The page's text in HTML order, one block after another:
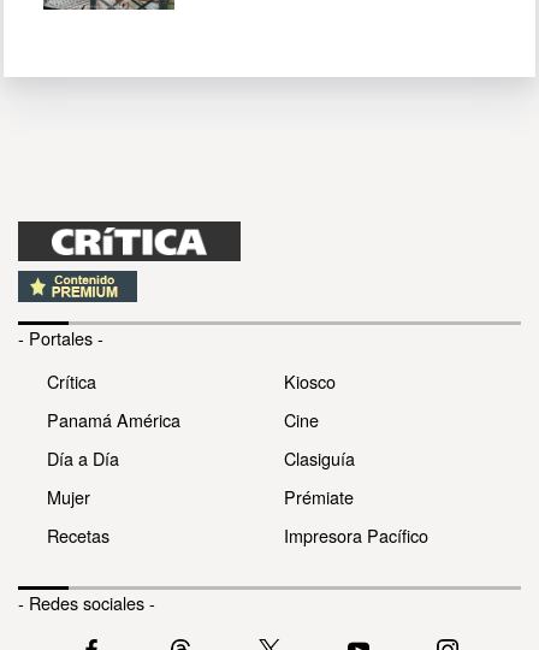
- Portales -
Crítica
Panamá América
Día a Día
Mujer
Recetas
Kiosco
Cine
Clasiguía
Prémiate
Impresora Pacífico
- Redes sociales -